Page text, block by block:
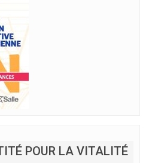
POUR LA VITALITÉ